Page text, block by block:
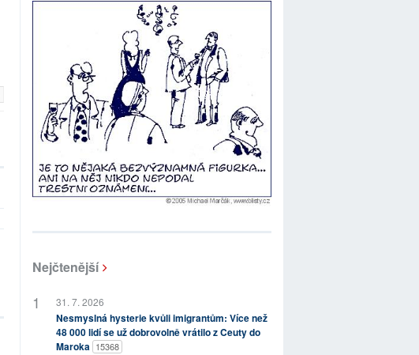
Nejčtenější
31. 7. 2026
Nesmyslná hysterie kvůli imigrantům: Více než
48 000 lidí se už dobrovolně vrátilo z Ceuty do
Maroka 15368